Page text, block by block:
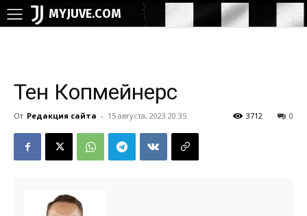
MYJUVE.COM
Тен Копмейнерс
От Редакция сайта - 15 августа, 2023 20:35 0
3712